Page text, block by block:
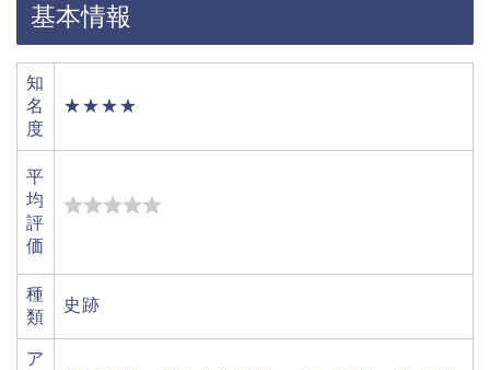
基本情報
知
名
度
★★★★
平
均
評
価
種
類
史跡
ア